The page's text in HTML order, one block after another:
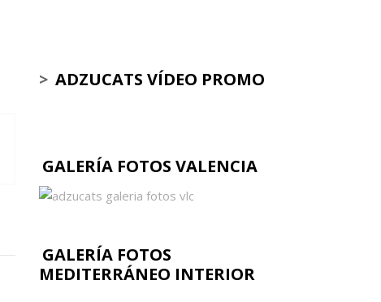
> ADZUCATS VÍDEO PROMO
GALERÍA FOTOS VALENCIA
GALERÍA FOTOS
MEDITERRÁNEO INTERIOR